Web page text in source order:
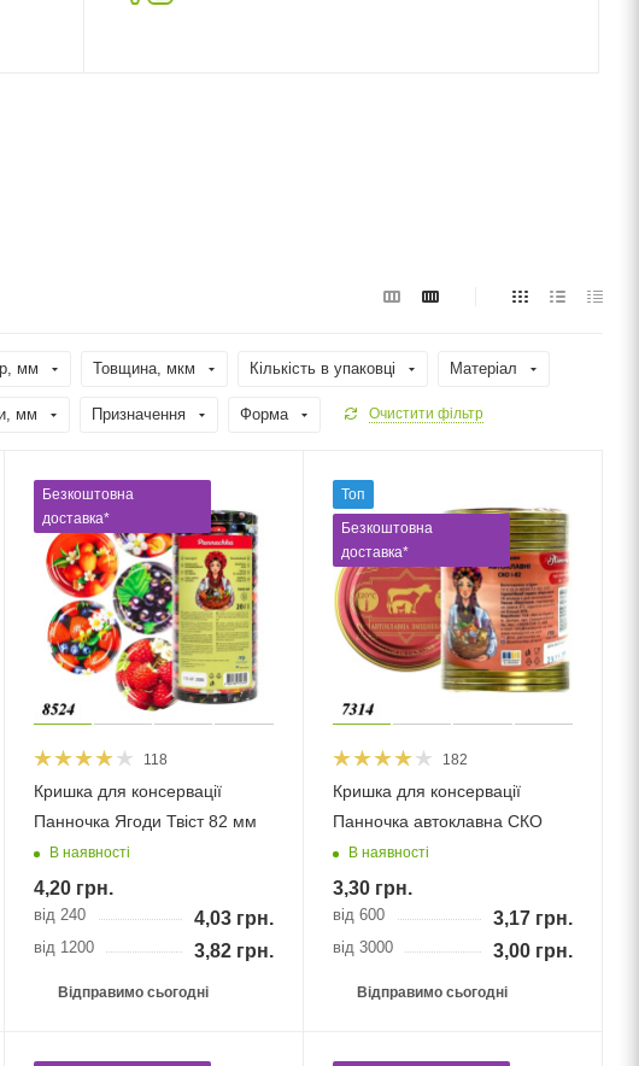
мм Товщина, мкм Кількість в упаковці Матеріал
мм Призначення Форма Очистити фільтр
Безкоштовна
доставка*
118
Кришка для консервації
Панночка Ягоди Твіст 82 мм
В наявності
4,20грн.
від 240 4,03грн.
від 1200 3,82грн.
Відправимо сьогодні
Топ
Безкоштовна
доставка*
182
Кришка для консервації
Панночка автоклавна СКО
В наявності
3,30грн.
від 600 3,17 грн.
від 3000 3,00 грн.
Відправимо сьогодні